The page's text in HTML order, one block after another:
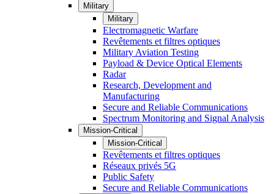
Military
Military
Electromagnetic Warfare
Revêtements et filtres optiques
Military Aviation Testing
Payload & Device Optical Elements
Radar
Research, Development and
Manufacturing
Secure and Reliable Communications
Spectrum Monitoring and Signal Analysis
Mission-Critical
Mission-Critical
Revêtements et filtres optiques
Réseaux privés 5G
Public Safety
Secure and Reliable Communications